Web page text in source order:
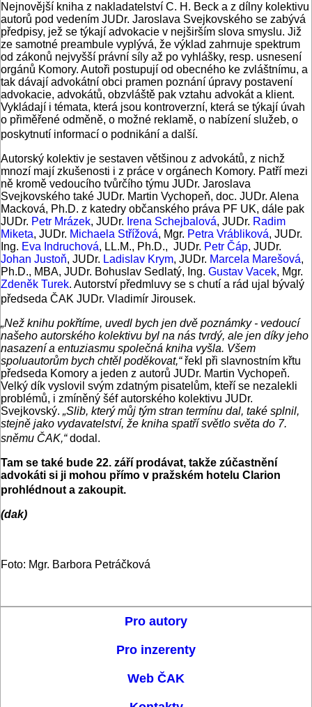
Nejnovější kniha z nakladatelství C. H. Beck a z dílny kolektivu
autorů pod vedením JUDr. Jaroslava Svejkovského se zabývá
předpisy, jež se týkají advokacie v nejširším slova smyslu. Již
ze samotné preambule vyplývá, že výklad zahrnuje spektrum
od zákonů nejvyšší právní síly až po vyhlášky, resp. usnesení
orgánů Komory. Autoři postupují od obecného ke zvláštnímu, a
tak dávají advokátní obci pramen poznání úpravy postavení
advokacie, advokátů, obzvláště pak vztahu advokát a klient.
Vykládají i témata, která jsou kontroverzní, která se týkají úvah
o přiměřené odměně, o možné reklamě, o nabízení služeb, o
poskytnutí informací o podnikání a další.
Autorský kolektiv je sestaven většinou z advokátů, z nichž
mnozí mají zkušenosti i z práce v orgánech Komory. Patří mezi
ně kromě vedoucího tvůrčího týmu JUDr. Jaroslava
Svejkovského také JUDr. Martin Vychopeň, doc. JUDr. Alena
Macková, Ph.D. z katedry občanského práva PF UK, dále pak
JUDr. Petr Mrázek, JUDr. Irena Schejbalová, JUDr. Radim
Miketa, JUDr. Michaela Střížová, Mgr. Petra Vrábliková, JUDr.
Ing. Eva Indruchová, LL.M., Ph.D., JUDr. Petr Čáp, JUDr.
Johan Justoň, JUDr. Ladislav Krym, JUDr. Marcela Marešová,
Ph.D., MBA, JUDr. Bohuslav Sedlatý, Ing. Gustav Vacek, Mgr.
Zdeněk Turek. Autorství předmluvy se s chutí a rád ujal bývalý
předseda ČAK JUDr. Vladimír Jirousek.
„Než knihu pokřtíme, uvedl bych jen dvě poznámky - vedoucí
našeho autorského kolektivu byl na nás tvrdý, ale jen díky jeho
nasazení a entuziasmu společná kniha vyšla. Všem
spoluautorům bych chtěl poděkovat,“řekl při slavnostním křtu
předseda Komory a jeden z autorů JUDr. Martin Vychopeň.
Velký dík vyslovil svým zdatným pisatelům, kteří se nezalekli
problémů, i zmíněný šéf autorského kolektivu JUDr.
Svejkovský. „Slib, který můj tým stran termínu dal, také splnil,
stejně jako vydavatelství, že kniha spatří světlo světa do 7.
sněmu ČAK,“dodal.
Tam se také bude 22. září prodávat, takže zúčastnění
advokáti si ji mohou přímo v pražském hotelu Clarion
prohlédnout a zakoupit.
(dak)
Foto: Mgr. Barbora Petráčková
Pro autory
Pro inzerenty
Web ČAK